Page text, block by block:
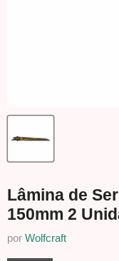
Lâmina de
150mm 2
por Wolfcraft